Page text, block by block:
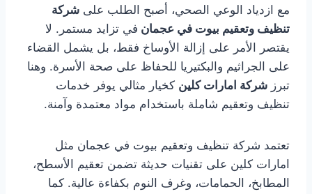
مع ازدياد الوعي الصحي، أصبح الطلب على شركة
تنظيف وتعقيم بيوت في عجمان في تزايد مستمر. لا
يقتصر الأمر على إزالة الأوساخ فقط، بل يشمل القضاء
على الجراثيم والبكتيريا للحفاظ على صحة الأسرة. وهنا
تبرز شركة امارات كلين كخيار مثالي يوفر خدمات
تنظيف وتعقيم شاملة باستخدام مواد معتمدة وآمنة.
تعتمد شركة تنظيف وتعقيم بيوت في عجمان مثل
امارات كلين على تقنيات حديثة تضمن تعقيم الأسطح،
المطابخ، الحمامات، وغرف النوم بكفاءة عالية. كما